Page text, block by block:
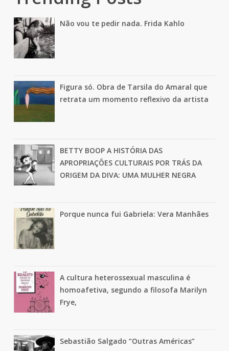
Não vou te pedir nada. Frida Kahlo
Figura só. Obra de Tarsila do Amaral que
retrata um momento reflexivo da artista
BETTY BOOP A HISTÓRIA DAS
APROPRIAÇÕES CULTURAIS POR TRÁS DA
ORIGEM DA DIVA: UMA MULHER NEGRA
Porque nunca fui Gabriela: Vera Manhães
A cultura heterossexual masculina é
homoafetiva, segundo a filosofa Marilyn
Frye,
Sebastião Salgado “Outras Américas”